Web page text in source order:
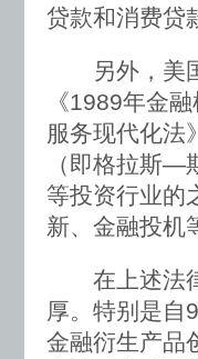
贷款和消费贷
另外，美国
《1989年金
服务现代化法
（即格拉斯—
等投资行业的
新、金融投机
在上述法律
厚。特别是自
金融衍生产品